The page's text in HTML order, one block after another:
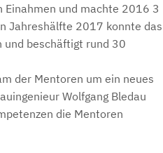
und machte 2016 3
Jahreshälfte 2017 konnte das
und beschäftigt rund 30
der Mentoren um ein neues
Wolfgang Bledau
die Mentoren